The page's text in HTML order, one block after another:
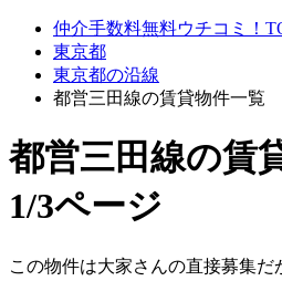
仲介手数料無料ウチコミ！
東京都
東京都の沿線
都営三田線の賃貸物件一覧
都営三田線の賃
1/3ページ
この物件は大家さんの直接募集だ